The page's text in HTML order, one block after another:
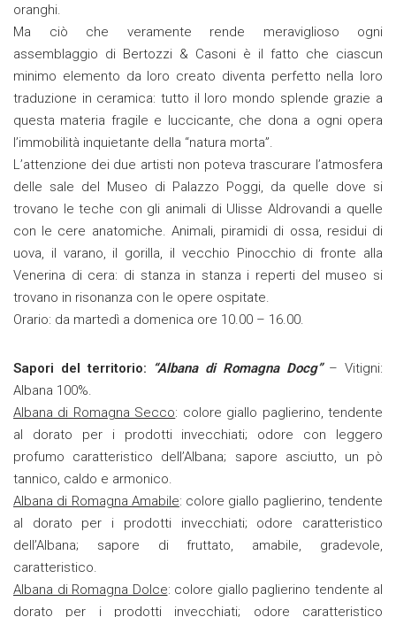
oranghi.
Ma ciò che veramente rende meraviglioso ogni
assemblaggio di Bertozzi & Casoni è il fatto che ciascun
minimo elemento da loro creato diventa perfetto nella loro
traduzione in ceramica: tutto il loro mondo splende grazie a
questa materia fragile e luccicante, che dona a ogni opera
l’immobilità inquietante della “natura morta”.
L’attenzione dei due artisti non poteva trascurare l’atmosfera
delle sale del Museo di Palazzo Poggi, da quelle dove si
trovano le teche con gli animali di Ulisse Aldrovandi a quelle
con le cere anatomiche. Animali, piramidi di ossa, residui di
uova, il varano, il gorilla, il vecchio Pinocchio di fronte alla
Venerina di cera: di stanza in stanza i reperti del museo si
trovano in risonanza con le opere ospitate.
Orario: da martedì a domenica ore 10.00 – 16.00.
Sapori del territorio: “Albana di Romagna Docg”– Vitigni:
Albana 100%.
Albana di Romagna Secco: colore giallo paglierino, tendente
al dorato per i prodotti invecchiati; odore con leggero
profumo caratteristico dell’Albana; sapore asciutto, un pò
tannico, caldo e armonico.
Albana di Romagna Amabile: colore giallo paglierino, tendente
al dorato per i prodotti invecchiati; odore caratteristico
dell’Albana; sapore di fruttato, amabile, gradevole,
caratteristico.
Albana di Romagna Dolce: colore giallo paglierino tendente al
dorato per i prodotti invecchiati; odore caratteristico